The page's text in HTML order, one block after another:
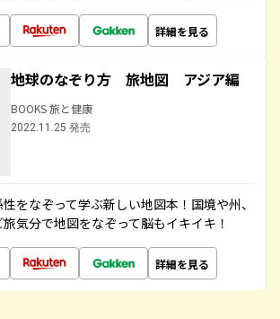
詳細を見る
地球のなぞり方 旅地図 アジア編
BOOKS 旅と健康
2022.11.25 発売
をなぞって学ぶ新しい地図本！国境や州、
気分で地図をなぞって脳もイキイキ！
詳細を見る